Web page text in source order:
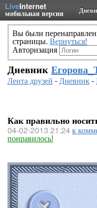
LiveInternet
мобильная версия
Вы были
страницы. Вернуться!
Авторизация
Дневник
Лента друзей -Дневник-
Как правильно
04-02-2013 21:24к
понравилось!